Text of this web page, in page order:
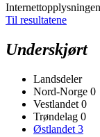
Til resultatene
Underskjørt
Landsdeler
Nord-Norge 0
Vestlandet 0
Trøndelag 0
Østlandet 3